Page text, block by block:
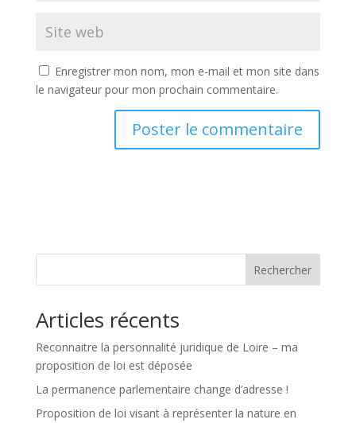
Enregistrer mon nom, mon e-mail et mon site dans
le navigateur pour mon prochain commentaire.
Rechercher
Articles récents
Reconnaitre la personnalité juridique de Loire – ma
proposition de loi est déposée
La permanence parlementaire change d’adresse !
Proposition de loi visant à représenter la nature en